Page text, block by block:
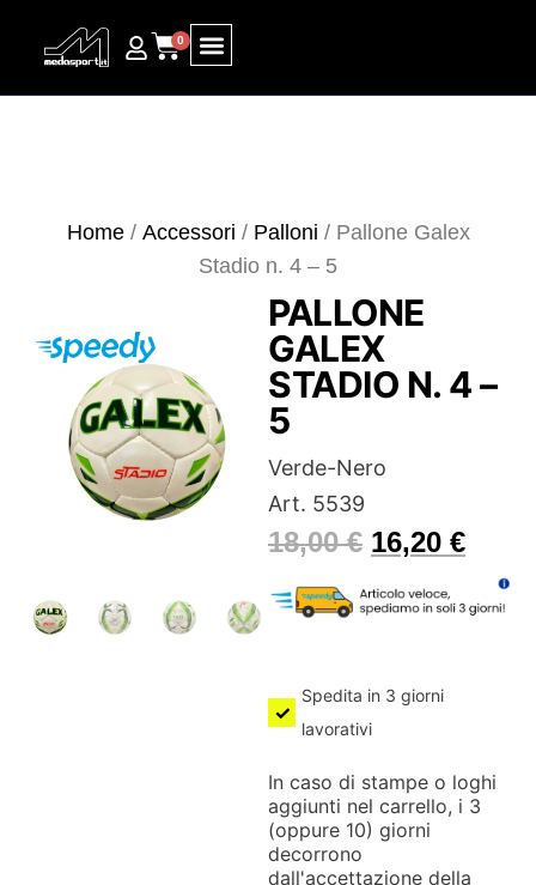
0
Home/ Accessori / Palloni / Pallone Galex
Stadio n. 4 – 5
PALLONE
GALEX
STADIO N. 4 –
5
Verde-Nero
Art. 5539
18,00€ 16,20 €
Spedita in 3 giorni
lavorativi
In caso di stampe o loghi
aggiunti nel carrello, i 3
(oppure 10) giorni
decorrono
dall'accettazione della